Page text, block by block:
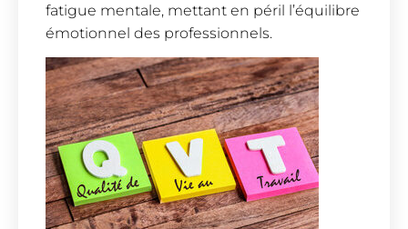
fatigue mentale, mettant en péril l’équilibre
émotionnel des professionnels.